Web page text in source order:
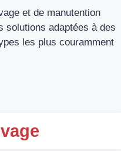
et de manutention
solutions adaptées à des
les plus couramment